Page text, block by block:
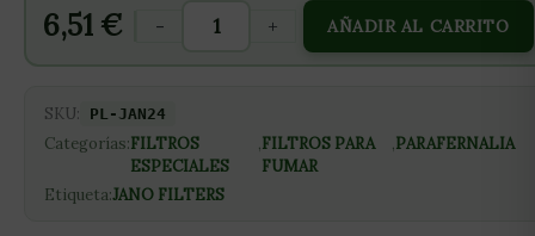
6,51 € - + AÑADIR AL CARRITO
SKU: PL-JAN24
Categorías:FILTROS
ESPECIALES
,FILTROS PARA
FUMAR
,PARAFERNALIA
Etiqueta:JANO FILTERS